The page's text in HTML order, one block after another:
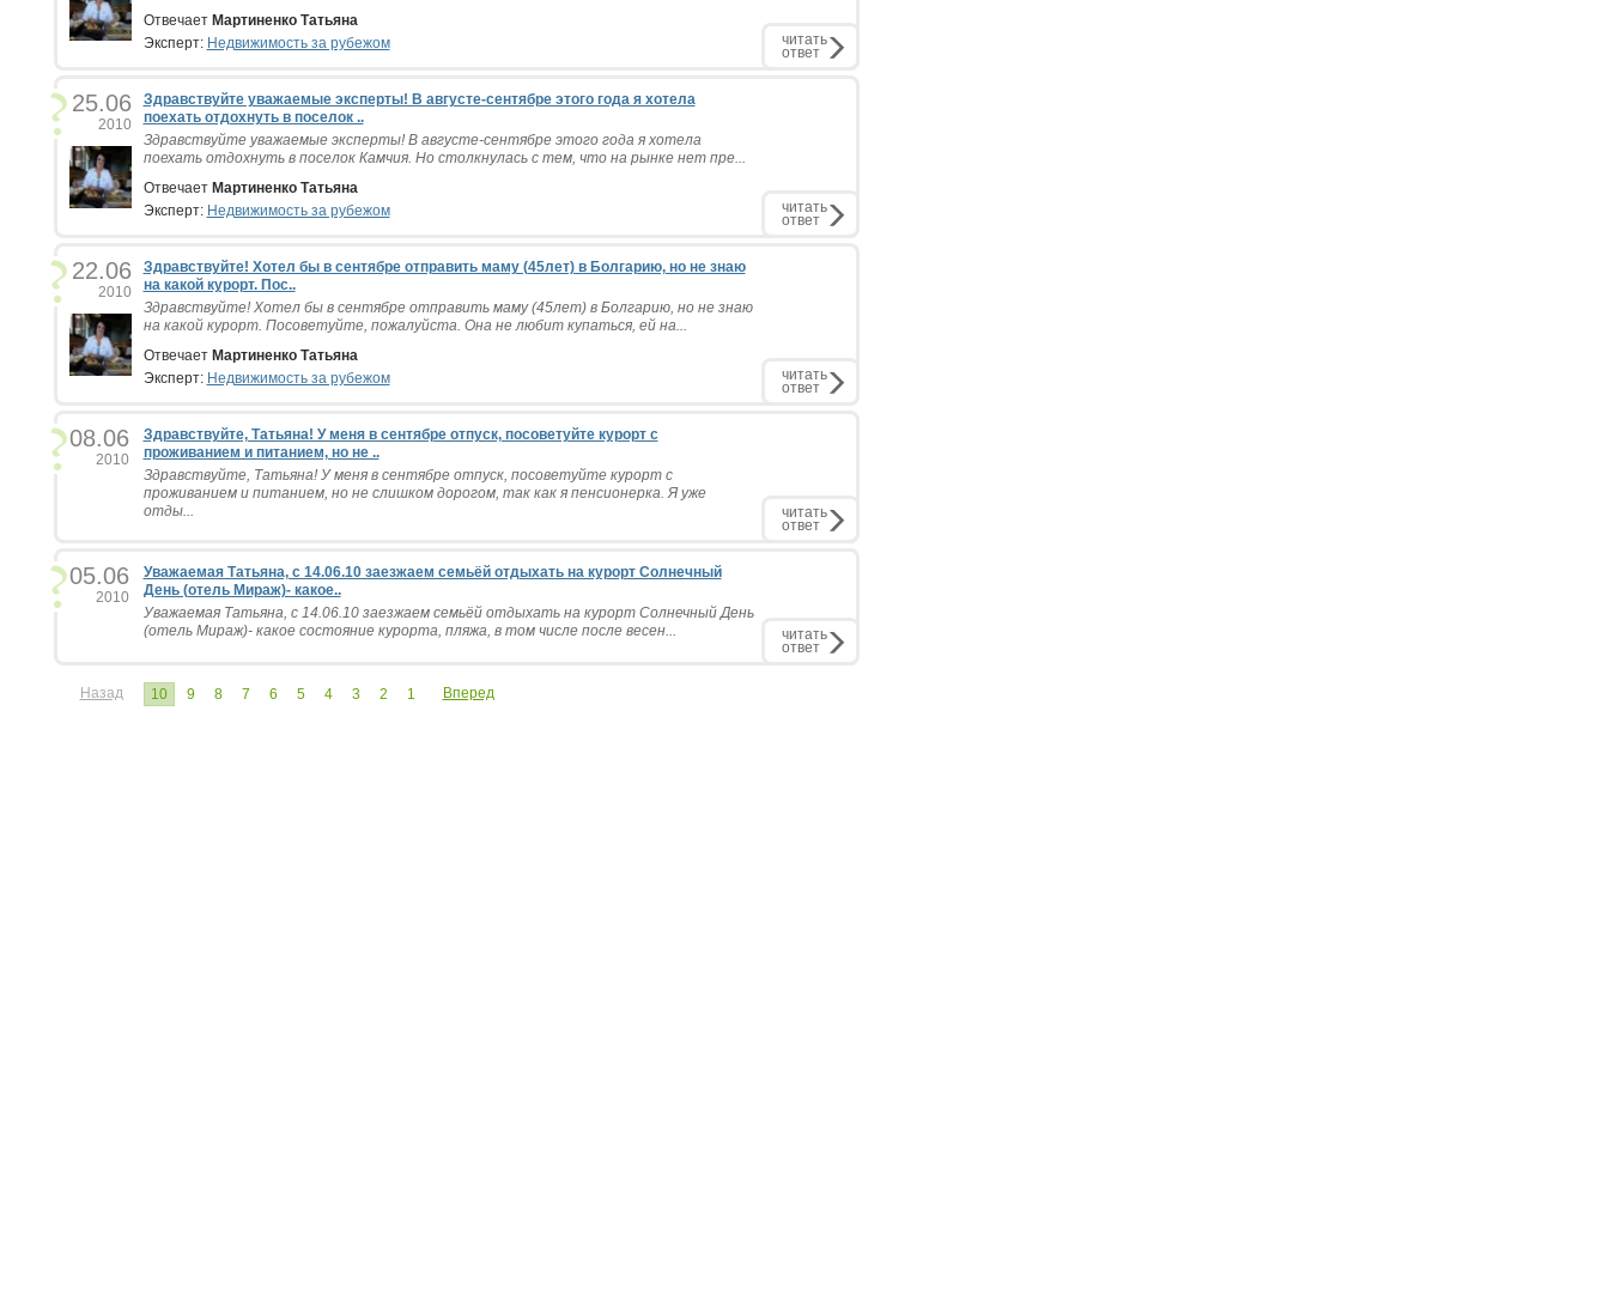
Отвечает Мартиненко Татьяна
Эксперт: Недвижимость за рубежом читать
ответ
25.06
2010
Здравствуйте уважаемые эксперты! В августе-сентябре этого года я хотела
поехать отдохнуть в поселок ..
Здравствуйте уважаемые эксперты! В августе-сентябре этого года я хотела
поехать отдохнуть в поселок Камчия. Но столкнулась с тем, что на рынке нет пре...
Отвечает Мартиненко Татьяна
Эксперт: Недвижимость за рубежом читать
ответ
22.06
2010
Здравствуйте! Хотел бы в сентябре отправить маму (45лет) в Болгарию, но не знаю
на какой курорт. Пос..
Здравствуйте! Хотел бы в сентябре отправить маму (45лет) в Болгарию, но не знаю
на какой курорт. Посоветуйте, пожалуйста. Она не любит купаться, ей на...
Отвечает Мартиненко Татьяна
Эксперт: Недвижимость за рубежом читать
ответ
08.06
2010
Здравствуйте, Татьяна! У меня в сентябре отпуск, посоветуйте курорт с
проживанием и питанием, но не ..
Здравствуйте, Татьяна! У меня в сентябре отпуск, посоветуйте курорт с
проживанием и питанием, но не слишком дорогом, так как я пенсионерка. Я уже
отды...
читать
ответ
05.06
2010
Уважаемая Татьяна, с 14.06.10 заезжаем семьёй отдыхать на курорт Солнечный
День (отель Мираж)- какое..
Уважаемая Татьяна, с 14.06.10 заезжаем семьёй отдыхать на курорт Солнечный День
(отель Мираж)- какое состояние курорта, пляжа, в том числе после весен...
читать
ответ
Назад 10 9 8 7 6 5 4 3 2 1 Вперед